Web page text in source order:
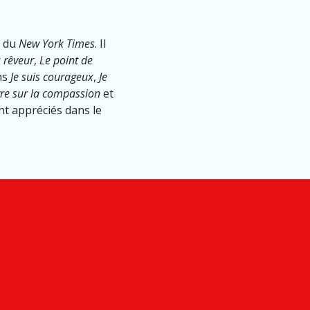
New York Times. Il
rêveur, Le point de
Je suis courageux, Je
sur la compassionet
appréciés dans le